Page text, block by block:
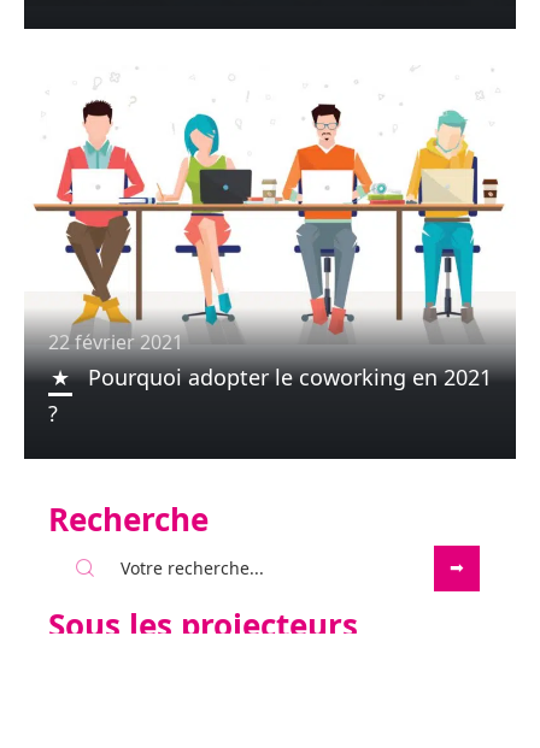
22 février 2021
Pourquoi adopter le coworking en 2021
?
Recherche
Sous les projecteurs